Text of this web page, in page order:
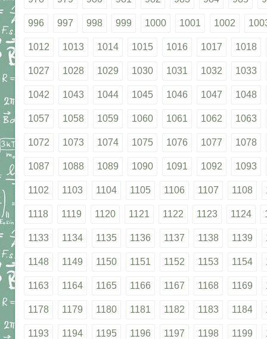
996 997 998 999 1000 1001 1002
1012 1013 1014 1015 1016 1017 1018
1027 1028 1029 1030 1031 1032 1033
1042 1043 1044 1045 1046 1047 1048
1057 1058 1059 1060 1061 1062 1063
1072 1073 1074 1075 1076 1077 1078
1087 1088 1089 1090 1091 1092 1093
1102 1103 1104 1105 1106 1107 1108
1118 1119 1120 1121 1122 1123 1124
1133 1134 1135 1136 1137 1138 1139
1148 1149 1150 1151 1152 1153 1154
1163 1164 1165 1166 1167 1168 1169
1178 1179 1180 1181 1182 1183 1184
1193 1194 1195 1196 1197 1198 1199